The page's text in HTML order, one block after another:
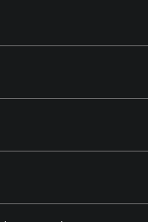
、画像その他あらゆ
当社その他の正当
の承認なく、前項の
を行うことはでき
（以下、本会員サー